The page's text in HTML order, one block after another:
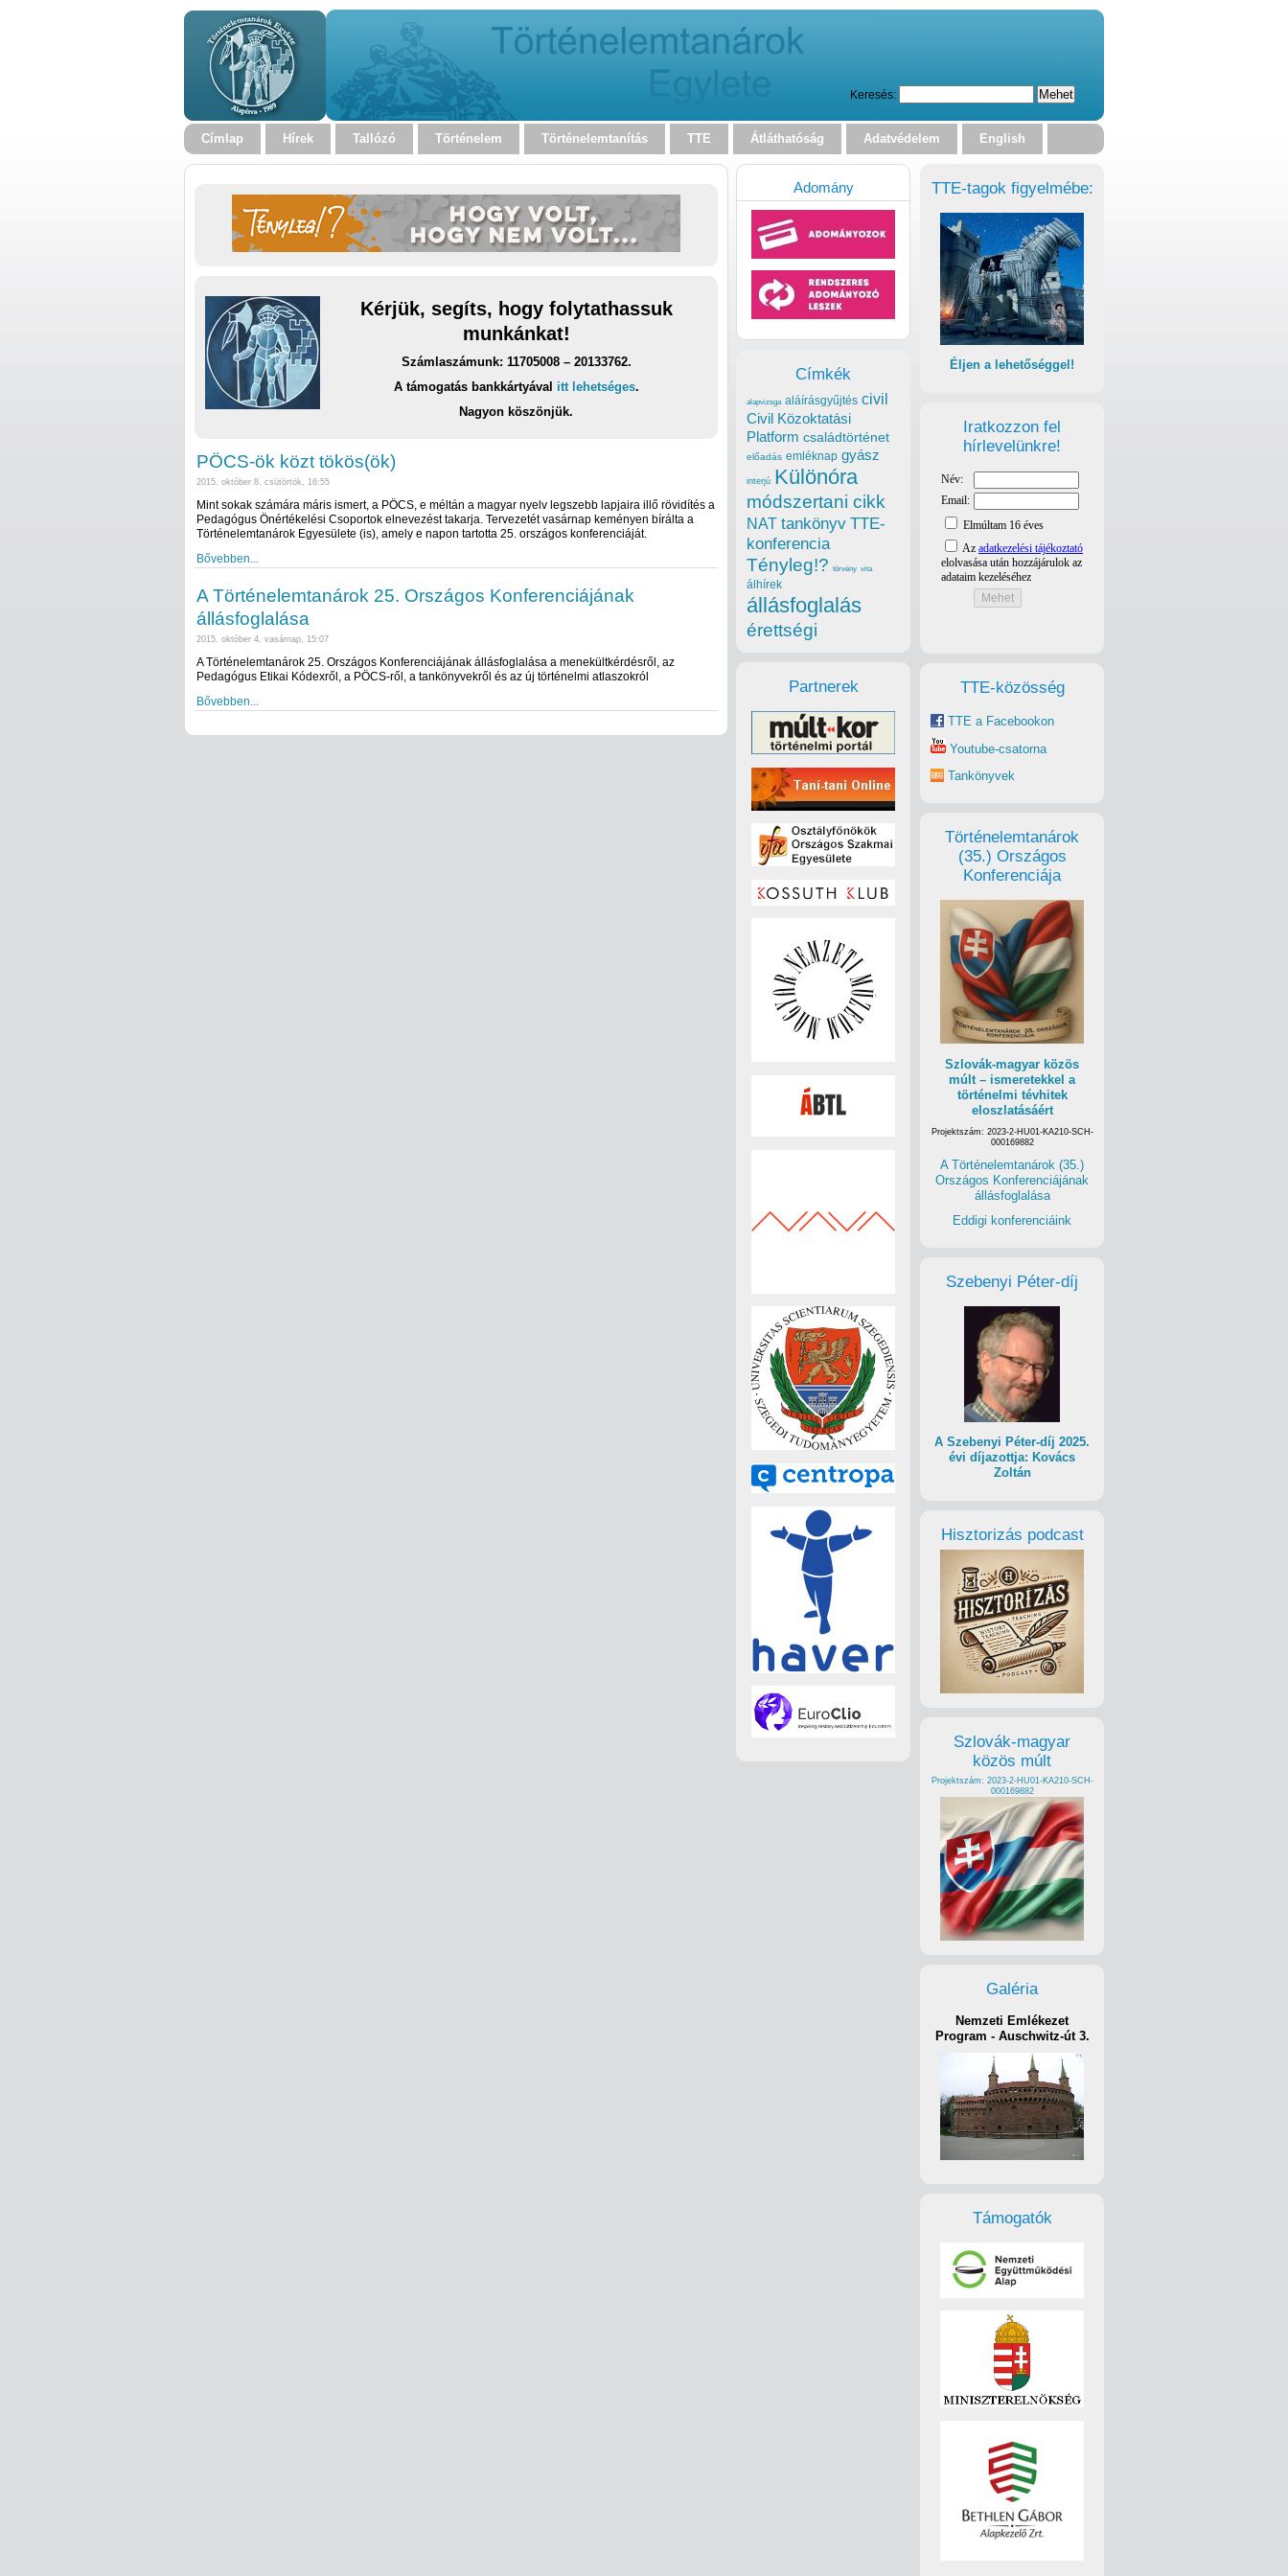
Keresés:
Címlap Hírek Tallózó Történelem Történelemtanítás TTE Átláthatóság Adatvédelem English
Kérjük, segíts, hogy folytathassuk
munkánkat!
Számlaszámunk: 11705008 – 20133762.
A támogatás bankkártyával itt lehetséges.
Nagyon köszönjük.
PÖCS-ök közt tökös(ök)
2015. október 8. csütörtök, 16:55
Mint sokak számára máris ismert, a PÖCS, e méltán a magyar nyelv legszebb lapjaira illő rövidítés a
Pedagógus Önértékelési Csoportok elnevezést takarja. Tervezetét vasárnap keményen bírálta a
Történelemtanárok Egyesülete (is), amely e napon tartotta 25. országos konferenciáját.
Bővebben...
A Történelemtanárok 25. Országos Konferenciájának
állásfoglalása
2015. október 4. vasárnap, 15:07
A Történelemtanárok 25. Országos Konferenciájának állásfoglalása a menekültkérdésről, az
Pedagógus Etikai Kódexről, a PÖCS-ről, a tankönyvekről és az új történelmi atlaszokról
Bővebben...
TTE-tagok figyelmébe:
Éljen a lehetőséggel!
Iratkozzon fel
hírlevelünkre!
TTE-közösség
TTE a Facebookon
Youtube-csatorna
Tankönyvek
Történelemtanárok
(35.) Országos
Konferenciája
Szlovák-magyar közös
múlt – ismeretekkel a
történelmi tévhitek
eloszlatásáért
Projektszám: 2023-2-HU01-KA210-SCH-
000169882
A Történelemtanárok (35.)
Országos Konferenciájának
állásfoglalása
Eddigi konferenciáink
Szebenyi Péter-díj
A Szebenyi Péter-díj 2025.
évi díjazottja: Kovács
Zoltán
Hisztorizás podcast
Szlovák-magyar
közös múlt
Projektszám: 2023-2-HU01-KA210-SCH-
000169882
Galéria
Nemzeti Emlékezet
Program - Auschwitz-út 3.
Támogatók
Adomány
Címkék
alapvizsga aláírásgyűjtés civil
Civil Közoktatási
Platform családtörténet
előadás emléknap gyász
interjú Különóra
módszertani cikk
NAT tankönyv TTE-
konferencia
Tényleg!? törvény vita
álhírek
állásfoglalás
érettségi
Partnerek